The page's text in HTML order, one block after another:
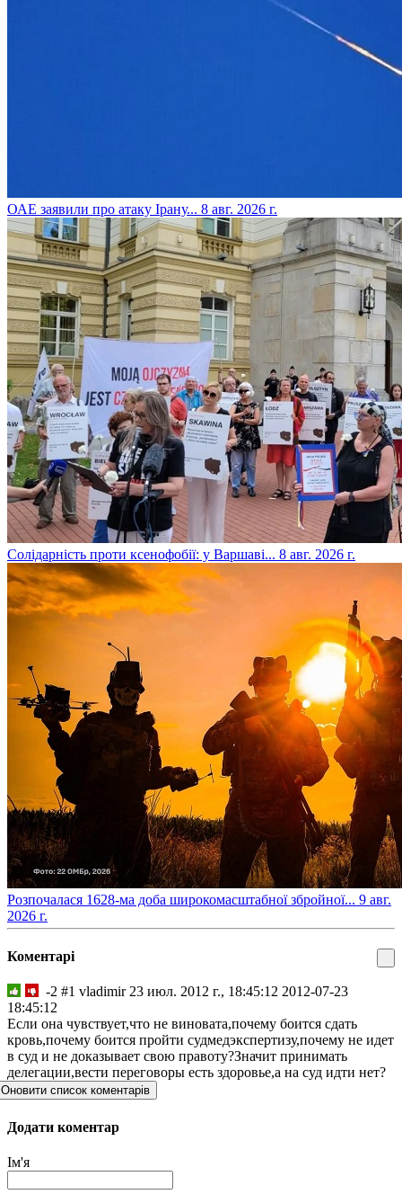
​ОАЕ заявили про атаку Ірану... 8 авг. 2026 г.
​Солідарність проти ксенофобії: у Варшаві... 8 авг. 2026 г.
​Розпочалася 1628-ма доба широкомасштабної збройної... 9 авг.
2026 г.
Коментарі
-2 #1 vladimir 23 июл. 2012 г., 18:45:12 2012-07-23
18:45:12
Если она чувствует,что не виновата,почему боится сдать
кровь,почему боится пройти судмедэкспертизу,почему не идет
в суд и не доказывает свою правоту?Значит принимать
делегации,вести переговоры есть здоровье,а на суд идти нет?
Оновити список коментарів
Додати коментар
Ім'я